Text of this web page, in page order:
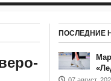
ПОСЛЕДНИЕ